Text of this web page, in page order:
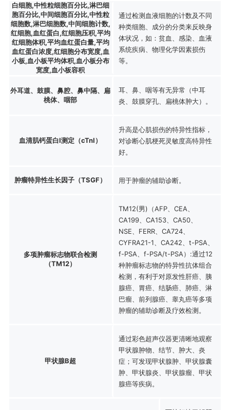
白细胞,中性粒细胞百分比,淋巴细
胞百分比,中间细胞百分比,中性粒
细胞数,淋巴细胞数,中间细胞计数,
红细胞,血红蛋白,红细胞压积,平均
红细胞体积,平均血红蛋白量,平均
血红蛋白浓度,红细胞分布宽度,血
小板,血小板平均体积,血小板分布
宽度,血小板容积
通过检测血液细胞的计数及不同
种类细胞、成分的分类来反映身
体状况，如：贫血、感染、血液
系统疾病、物理化学因素损伤
等。
外耳道、鼓膜、鼻腔、鼻中隔、扁
桃体、咽部
耳、鼻、咽等有无异常（中耳
炎、鼓膜穿孔、扁桃体肿大）。
血清肌钙蛋白I测定（cTnI）
升高是心肌损伤的特异性指标，
对诊断心肌梗死灵敏度高特异性
好。
肿瘤特异性生长因子（TSGF） 用于肿瘤的辅助诊断。
多项肿瘤标志物联合检测
（TM12）
TM12(男)（AFP、CEA、
CA199、CA153、CA50、
NSE、FERR、CA724、
CYFRA21-1、CA242、t-PSA、
f-PSA、f-PSA/t-PSA）:通过12
种肿瘤标志物的特异性抗体组合
检测，有利于对原发性肝癌、胰
腺癌、胃癌、结肠癌、肺癌、淋
巴瘤、前列腺癌、睾丸癌等多项
肿瘤的辅助诊断及疗效检测。
甲状腺B超
通过彩色超声仪器更清晰地观察
甲状腺肿物、结节、肿大、炎
症；可发现甲状腺肿、甲状腺囊
肿、甲状腺炎、甲状腺瘤、甲状
腺癌等疾病。